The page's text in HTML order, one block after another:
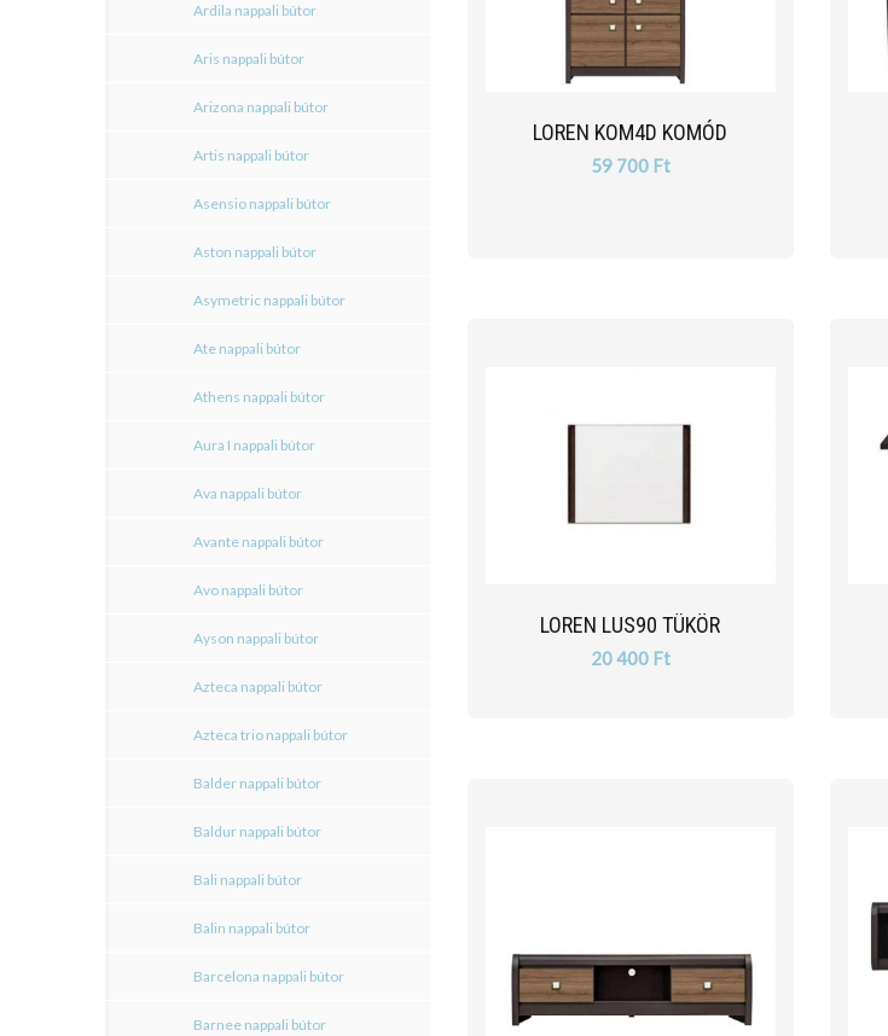
Ardila nappali bútor
Aris nappali bútor
Arizona nappali bútor
Artis nappali bútor
Asensio nappali bútor
Aston nappali bútor
Asymetric nappali bútor
Ate nappali bútor
Athens nappali bútor
Aura I nappali bútor
Ava nappali bútor
Avante nappali bútor
Avo nappali bútor
Ayson nappali bútor
Azteca nappali bútor
Azteca trio nappali bútor
Balder nappali bútor
Baldur nappali bútor
Bali nappali bútor
Balin nappali bútor
Barcelona nappali bútor
Barnee nappali bútor
LOREN KOM4D KOMÓD
59 700 Ft
LOREN LUS90 TÜKÖR
20 400 Ft